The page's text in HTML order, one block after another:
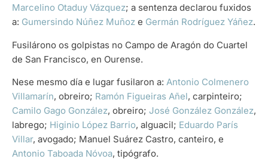
Marcelino Otaduy Vázquez; a sentenza declarou fuxidos
a: Gumersindo Núñez Muñoz e Germán Rodríguez Yáñez.
Fusilárono os golpistas no Campo de Aragón do Cuartel
de San Francisco, en Ourense.
Nese mesmo día e lugar fusilaron a: Antonio Colmenero
Villamarín, obreiro; Ramón Figueiras Añel, carpinteiro;
Camilo Gago González, obreiro; José González González,
labrego; Higinio López Barrio, alguacil; Eduardo París
Villar, avogado; Manuel Suárez Castro, canteiro, e
Antonio Taboada Nóvoa, tipógrafo.